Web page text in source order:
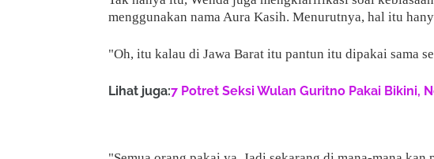
menggunakan nama Aura Kasih. Menurutnya, hal itu
"Oh, itu kalau di Jawa Barat itu pantun itu dipakai sama
Lihat juga:7 Potret Seksi Wulan Guritno Pakai Bikini,